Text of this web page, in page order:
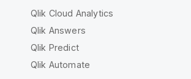
Qlik Cloud Analytics
Qlik Answers
Qlik Predict
Qlik Automate